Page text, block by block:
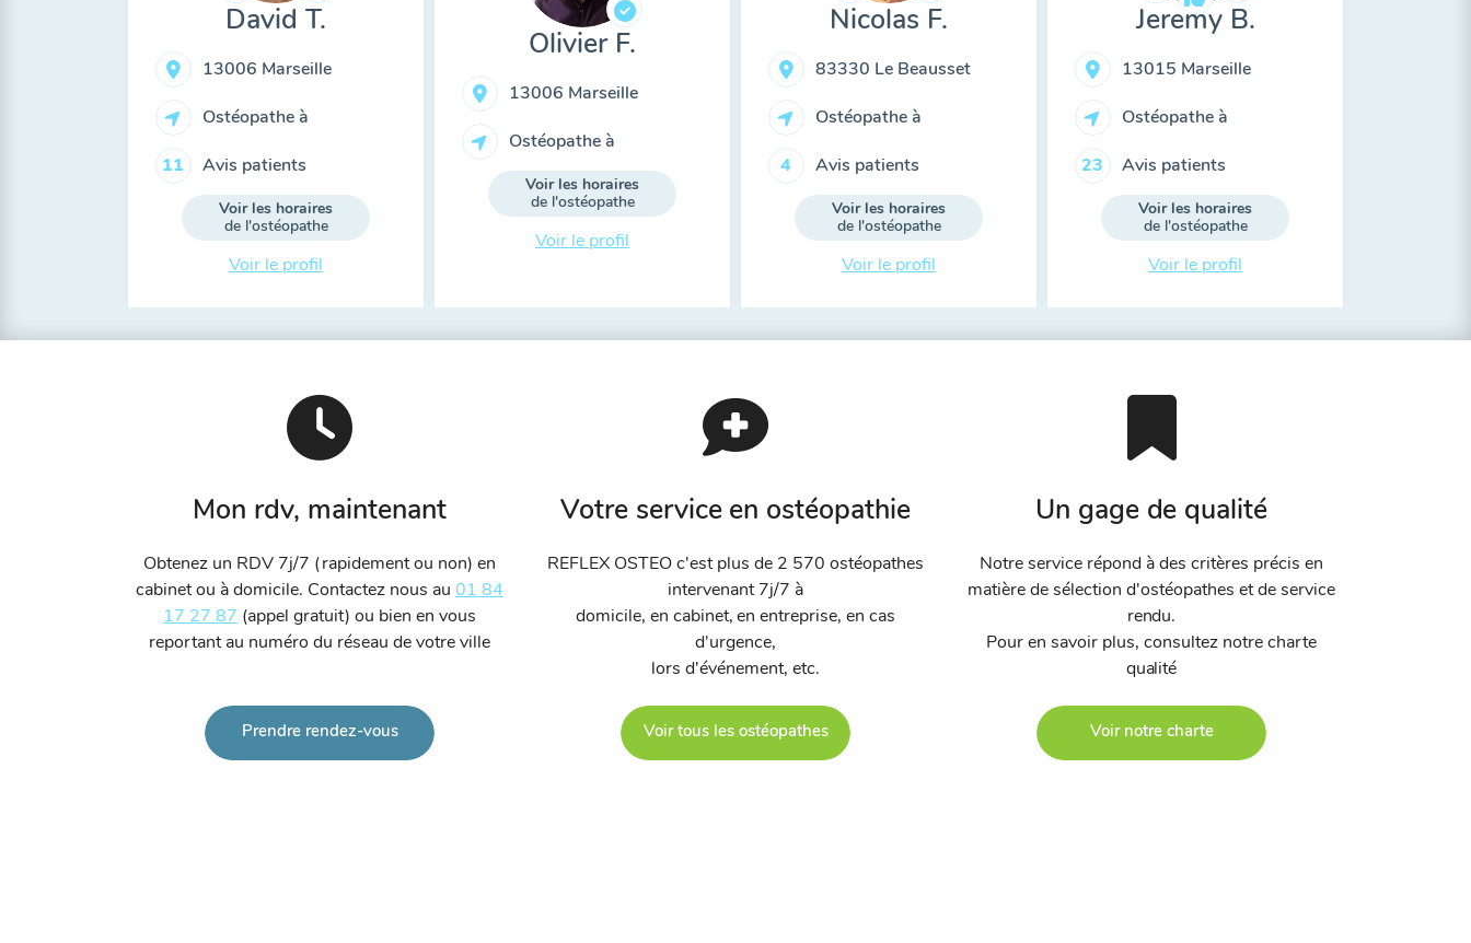
David T.
13006 Marseille
Ostéopathe à
11 Avis patients
Voir les horaires
de l'ostéopathe
Voir le profil
Olivier F.
13006 Marseille
Ostéopathe à
Voir les horaires
de l'ostéopathe
Voir le profil
Nicolas F.
83330 Le Beausset
Ostéopathe à
4 Avis patients
Voir les horaires
de l'ostéopathe
Voir le profil
Jeremy B.
13015 Marseille
Ostéopathe à
23 Avis patients
Voir les horaires
de l'ostéopathe
Voir le profil
Mon rdv, maintenant
Obtenez un RDV 7j/7 (rapidement ou non) en
cabinet ou à domicile. Contactez nous au 01 84
17 27 87 (appel gratuit) ou bien en vous
reportant au numéro du réseau de votre ville
Prendre rendez-vous
Votre service en ostéopathie
REFLEX OSTEO c'est plus de 2 570 ostéopathes
intervenant 7j/7 à
domicile, en cabinet, en entreprise, en cas
d'urgence,
lors d'événement, etc.
Voir tous les ostéopathes
Un gage de qualité
Notre service répond à des critères précis en
matière de sélection d'ostéopathes et de service
rendu.
Pour en savoir plus, consultez notre charte
qualité
Voir notre charte